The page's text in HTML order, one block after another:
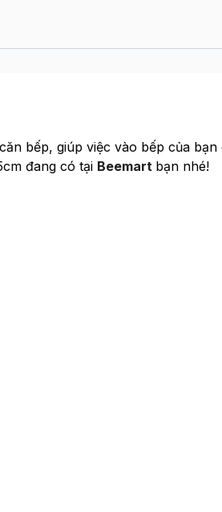
bếp, giúp việc vào bếp của bạn
đang có tại Beemart bạn nhé!